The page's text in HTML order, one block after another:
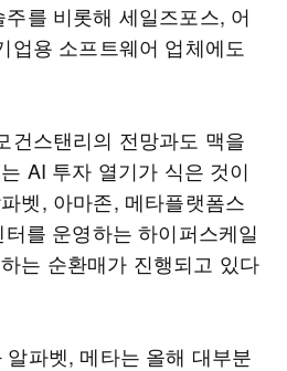
를 비롯해 세일즈포스, 어
업용 소프트웨어 업체에도
건스탠리의 전망과도 맥을
AI 투자 열기가 식은 것이
벳, 아마존, 메타플랫폼스
를 운영하는 하이퍼스케일
는 순환매가 진행되고 있다
알파벳, 메타는 올해 대부분